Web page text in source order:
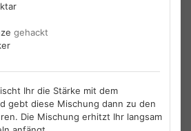
gehackt
Ihr die Stärke mit dem
gebt diese Mischung dann zu den
Die Mischung erhitzt Ihr langsam